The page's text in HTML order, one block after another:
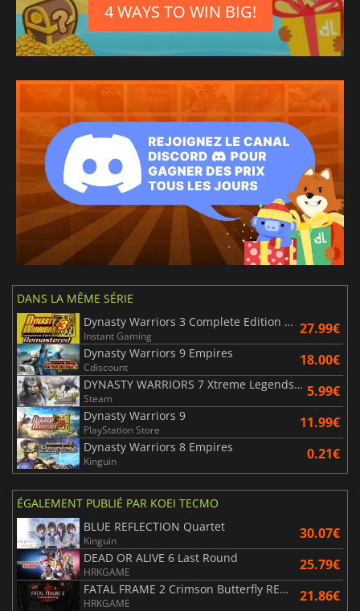
4 WAYS TO WIN BIG!
DANS LA MÊME SÉRIE
Dynasty Warriors 3 Complete Edition Remastered
Instant Gaming 27.99€
Dynasty Warriors 9 Empires
Cdiscount 18.00€
DYNASTY WARRIORS 7 Xtreme Legends Definitive Edition
Steam 5.99€
Dynasty Warriors 9
PlayStation Store 11.99€
Dynasty Warriors 8 Empires
Kinguin 0.21€
ÉGALEMENT PUBLIÉ PAR KOEI TECMO
BLUE REFLECTION Quartet
Kinguin 30.07€
DEAD OR ALIVE 6 Last Round
HRKGAME 25.79€
FATAL FRAME 2 Crimson Butterfly REMAKE
HRKGAME 21.86€